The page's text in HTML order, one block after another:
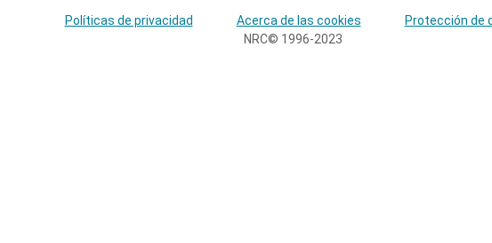
Políticas de privacidad Acerca de las cookies
Protección de
NRC© 1996-2023